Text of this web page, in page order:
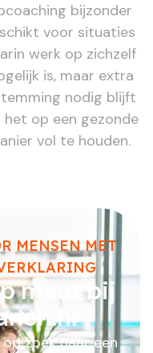
bijzonder
voor situaties
werk op zichzelf
is, maar extra
nodig blijft
het op een gezonde
vol te houden.
MENSEN MET
maat bij
zoek naar een